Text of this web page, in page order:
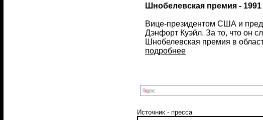
Шнобелевская премия -
Вице-президентом США и
Дэнфорт Куэйл. За то, что он
Шнобелевская премия в
подробнее
Источник - пресса